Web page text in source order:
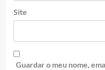
Site
Guardar o meu nome,